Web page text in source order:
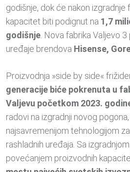
godišnje, dok će nakon izgradnje
kapacitet biti podignut na 1,7
godišnje . Nova fabrika Valjevo
uređaje brendova Hisense,
Proizvodnja »side by side«
generacije biće pokrenuta u
Valjevu početkom 2023.
radovi na izgradnji novog
najsavremenijom tehnologijom
rashladnih uređaja. Sa
povećanjem proizvodnih